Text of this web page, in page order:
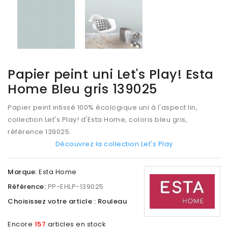
Papier peint uni Let's Play! Esta
Home Bleu gris 139025
Papier peint intissé 100% écologique uni à l'aspect lin,
collection Let's Play! d'Esta Home, coloris bleu gris,
référence 139025.
Découvrez la collection Let's Play
Marque: Esta Home
Référence: PP-EHLP-139025
Encore 157 articles en stock
Choisissez votre article : Rouleau